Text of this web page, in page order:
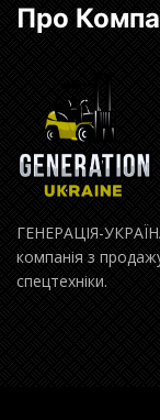
Про
ГЕНЕРАЦІЯ-
компанія з
спецтехніки.